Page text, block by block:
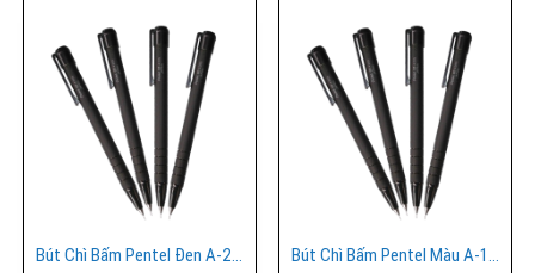
Bút Chì Bấm Pentel Đen A-255
Bút Chì Bấm Pentel Màu A-125